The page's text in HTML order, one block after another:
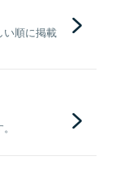
い順に掲載